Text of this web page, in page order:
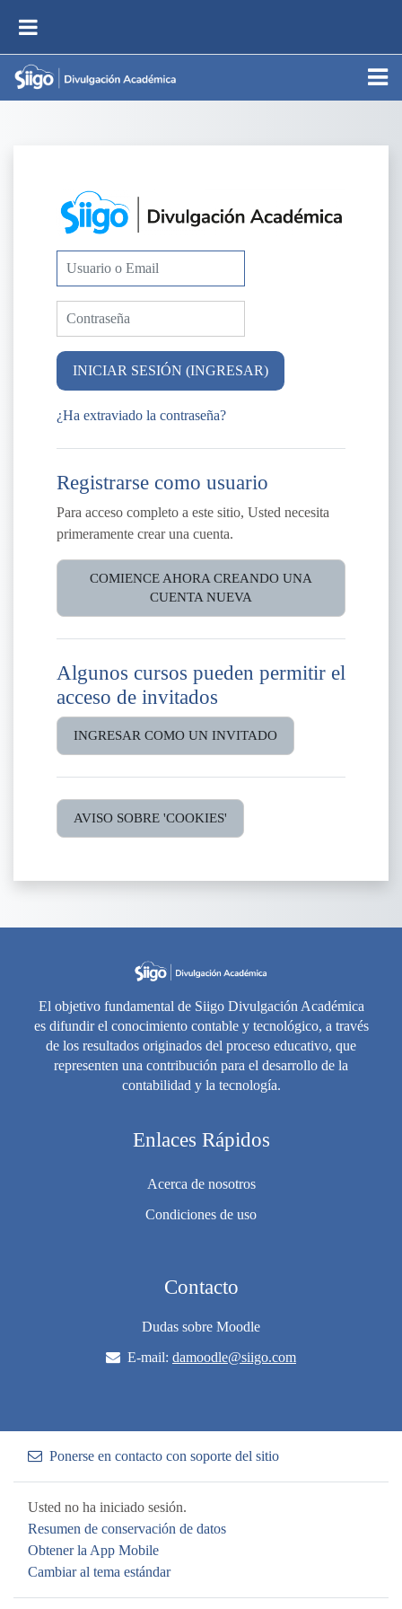
Ingresar a
Saltar a crear una nueva cuenta
Usuario o Email
Contraseña
INICIAR SESIÓN (INGRESAR)
¿Ha extraviado la contraseña?
Registrarse como usuario
Para acceso completo a este sitio, Usted necesita
primeramente crear una cuenta.
COMIENCE AHORA CREANDO UNA
CUENTA NUEVA
Algunos cursos pueden permitir el
acceso de invitados
INGRESAR COMO UN INVITADO
AVISO SOBRE 'COOKIES'
El objetivo fundamental de Siigo Divulgación Académica
es difundir el conocimiento contable y tecnológico, a través
de los resultados originados del proceso educativo, que
representen una contribución para el desarrollo de la
contabilidad y la tecnología.
Enlaces Rápidos
Acerca de nosotros
Condiciones de uso
Contacto
Dudas sobre Moodle
E-mail: damoodle@siigo.com
Ponerse en contacto con soporte del sitio
Usted no ha iniciado sesión.
Resumen de conservación de datos
Obtener la App Mobile
Cambiar al tema estándar